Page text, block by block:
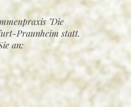
"Die
Praunheim statt.
an: